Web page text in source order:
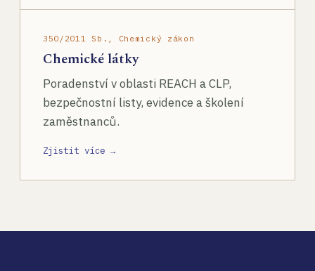
350/2011 Sb., Chemický zákon
Chemické látky
Poradenství v oblasti REACH a CLP,
bezpečnostní listy, evidence a školení
zaměstnanců.
Zjistit více →